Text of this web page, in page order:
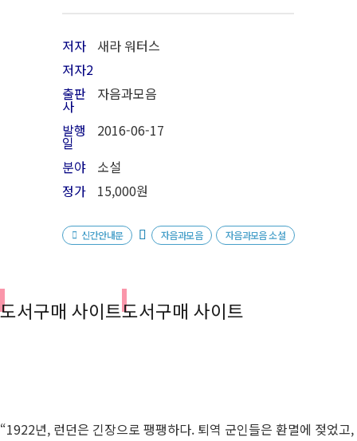
저자 새라 워터스
저자2
출판
사
자음과모음
발행
일
2016-06-17
분야
소설
정가
15,000원
신간안내문 자음과모음 자음과모음 소설
도서구매 사이트도서구매 사이트
“1922년, 런던은 긴장으로 팽팽하다. 퇴역 군인들은 환멸에 젖었